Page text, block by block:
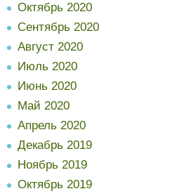
Октябрь 2020
Сентябрь 2020
Август 2020
Июль 2020
Июнь 2020
Май 2020
Апрель 2020
Декабрь 2019
Ноябрь 2019
Октябрь 2019